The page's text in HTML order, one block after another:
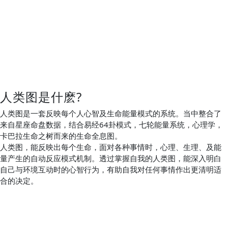
人类图是什麽?
人类图是一套反映每个人心智及生命能量模式的系统。当中整合了
来自星座命盘数据，结合易经64卦模式，七轮能量系统，心理学，
卡巴拉生命之树而来的生命全息图。
人类图，能反映出每个生命，面对各种事情时，心理、生理、及能
量产生的自动反应模式机制。透过掌握自我的人类图，能深入明白
自己与环境互动时的心智行为，有助自我对任何事情作出更清明适
合的决定。